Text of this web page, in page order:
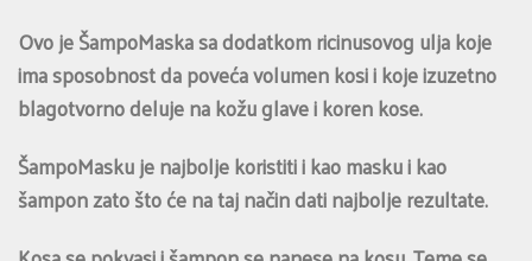
Ovo je ŠampoMaska sa dodatkom ricinusovog ulja koje
ima sposobnost da poveća volumen kosi i koje izuzetno
blagotvorno deluje na kožu glave i koren kose.
ŠampoMasku je najbolje koristiti i kao masku i kao
šampon zato što će na taj način dati najbolje rezultate.